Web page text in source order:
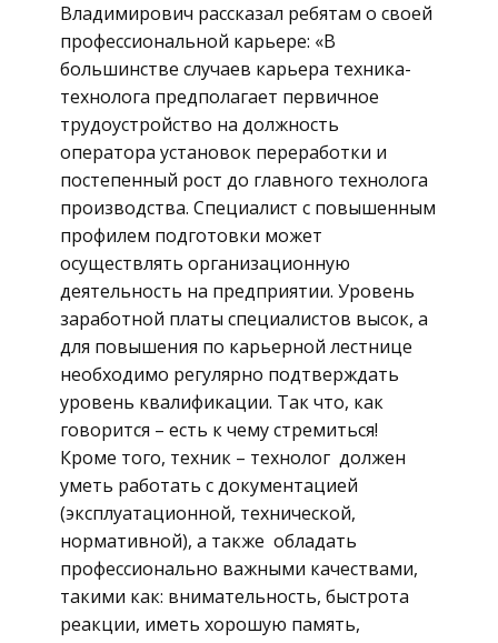
Владимирович рассказал ребятам о своей
профессиональной карьере: «В
большинстве случаев карьера техника-
технолога предполагает первичное
трудоустройство на должность
оператора установок переработки и
постепенный рост до главного технолога
производства. Специалист с повышенным
профилем подготовки может
осуществлять организационную
деятельность на предприятии. Уровень
заработной платы специалистов высок, а
для повышения по карьерной лестнице
необходимо регулярно подтверждать
уровень квалификации. Так что, как
говорится – есть к чему стремиться!
Кроме того, техник – технолог должен
уметь работать с документацией
(эксплуатационной, технической,
нормативной), а также обладать
профессионально важными качествами,
такими как: внимательность, быстрота
реакции, иметь хорошую память,